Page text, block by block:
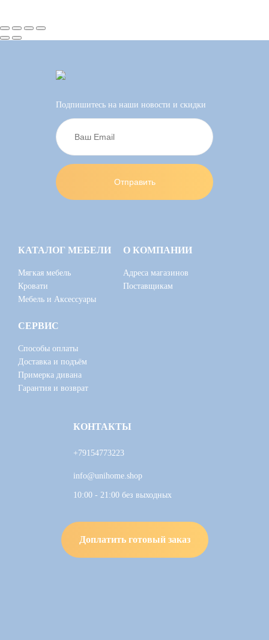
Подпишитесь на наши новости и скидки
КАТАЛОГ МЕБЕЛИ
Мягкая мебель
Кровати
Мебель и Аксессуары
О КОМПАНИИ
Адреса магазинов
Поставщикам
СЕРВИС
Способы оплаты
Доставка и подъём
Примерка дивана
Гарантия и возврат
КОНТАКТЫ
+79154773223
info@unihome.shop
10:00 - 21:00 без выходных
Доплатить готовый заказ